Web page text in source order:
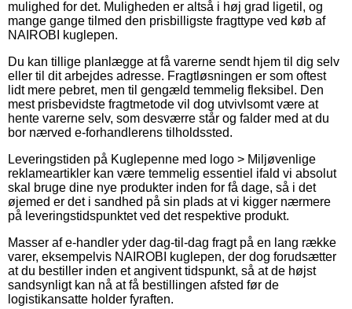
mulighed for det. Muligheden er altså i høj grad ligetil, og
mange gange tilmed den prisbilligste fragttype ved køb af
NAIROBI kuglepen.
Du kan tillige planlægge at få varerne sendt hjem til dig selv
eller til dit arbejdes adresse. Fragtløsningen er som oftest
lidt mere pebret, men til gengæld temmelig fleksibel. Den
mest prisbevidste fragtmetode vil dog utvivlsomt være at
hente varerne selv, som desværre står og falder med at du
bor nærved e-forhandlerens tilholdssted.
Leveringstiden på Kuglepenne med logo > Miljøvenlige
reklameartikler kan være temmelig essentiel ifald vi absolut
skal bruge dine nye produkter inden for få dage, så i det
øjemed er det i sandhed på sin plads at vi kigger nærmere
på leveringstidspunktet ved det respektive produkt.
Masser af e-handler yder dag-til-dag fragt på en lang række
varer, eksempelvis NAIROBI kuglepen, der dog forudsætter
at du bestiller inden et angivent tidspunkt, så at de højst
sandsynligt kan nå at få bestillingen afsted før de
logistikansatte holder fyraften.